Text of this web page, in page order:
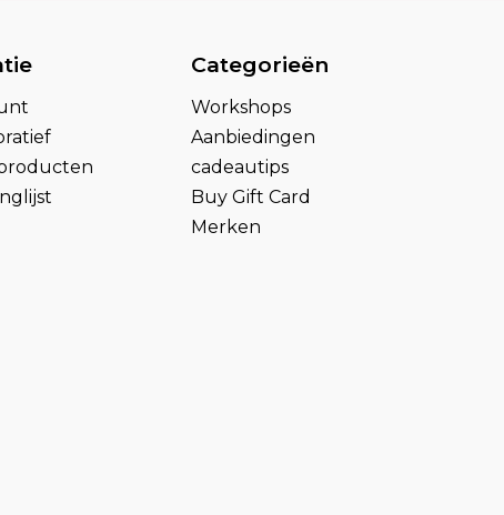
Categorieën
Workshops
Aanbiedingen
cadeautips
Buy Gift Card
Merken